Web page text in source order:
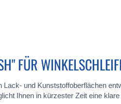
FÜR
und Kunststoffoberflächen
Ihnen in kürzester Zeit eine